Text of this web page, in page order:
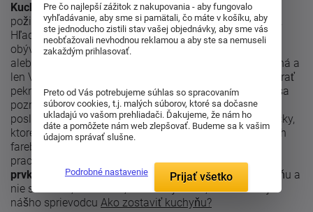
Kuchynská zostavamusí vyhovovať Vášmu štýlu,
požiadavkám a tiež priestorovému riešeniu Vášho bytu.
Hľadáte kuchyňu, ktorá bude dizajnovo zodpovedať aj
obývačku alebo jedálni? Inšpirujte v sekcii apartmány,
alebo si poskladajte svoju kuchyňu, ktorá bude jedinečná a
len Vaša v plánovaných kuchyniach. Ak riešite, ako vybrať
peknú modernú kuchyňu do malých priestorov, potom sa
pozrite na sektorové kuchyne.Módnym hitom jedální
posledných rokov súlavicea plastové jedálenské stoličky,
ktoré sa vďaka použitému materiálu vyrábajú v pestrých
farebných kombináciách. Ak hľadáte jednotlivé skrinky,
pracovné dosky alebo lišty, potom sa pozrite do sekcie
prvky ku kuchyniam.Ak sa chystáte zariaďovať kuchyňu a
nie ste si istí, kde začať, kontaktujte nás, alebo sledujte
nášho sprievodcu Ako zostaviť kuchyňu?
Pre čo najlepší zážitok z nakupovania - aby fungovalo
vyhľadávanie, aby sme si pamätali, čo máte v košíku, aby
ste jednoducho zistili stav vašej objednávky, aby sme vás
neobťažovali nevhodnou reklamou a aby ste sa nemuseli
zakaždým prihlasovať.
Preto od Vás potrebujeme súhlas so spracovaním
súborov cookies, t.j. malých súborov, ktoré sa dočasne
ukladajú vo vašom prehliadači. Ďakujeme, že nám ho
dáte a pomôžete nám web zlepšovať. Budeme sa k vašim
údajom správať slušne.
Podrobné nastavenie Prijať všetko